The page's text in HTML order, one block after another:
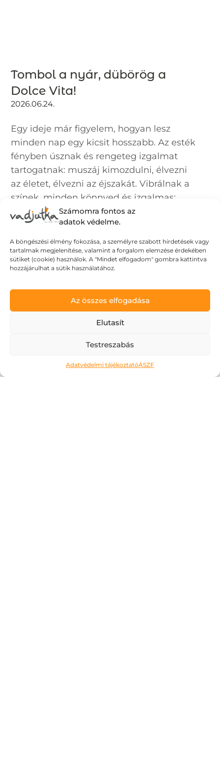
Számomra fontos az
adatok védelme.
A böngészési élmény fokozása, a személyre szabott hirdetések vagy
tartalmak megjelenítése, valamint a forgalom elemzése érdekében
sütiket (cookie) használok. A "Mindet elfogadom" gombra kattintva
hozzájárulhat a sütik használatához.
Az összes elfogadása
Elutasít
Testreszabás
Adatvédelmi tájékoztatóÁSZF
Tombol a nyár, dübörög a
Dolce Vita!
2026.06.24.
Egy ideje már figyelem, hogyan lesz
minden nap egy kicsit hosszabb. Az esték
fényben úsznak és rengeteg izgalmat
tartogatnak: muszáj kimozdulni, élvezni
az életet, élvezni az éjszakát. Vibrálnak a
színek, minden könnyed és izgalmas:
akár...